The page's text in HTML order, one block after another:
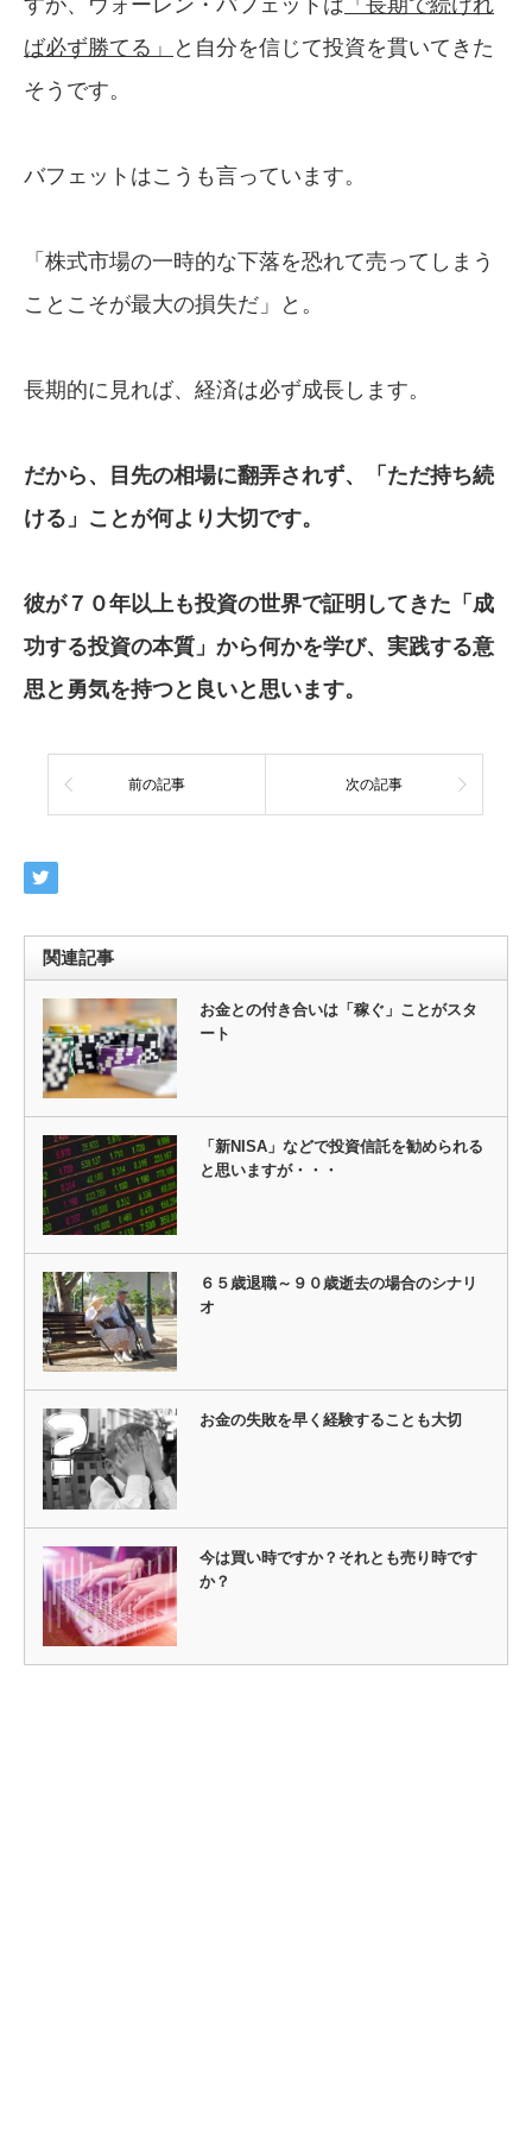
ば必ず勝てる」
と自分を信じて投資を貫いてきた
そうです。
バフェットはこうも言っています。
「株式市場の一時的な下落を恐れて売ってしまう
ことこそが最大の損失だ」と。
長期的に見れば、経済は必ず成長します。
だから、目先の相場に翻弄されず、「ただ持ち続
ける」ことが何より大切です。
彼が７０年以上も投資の世界で証明してきた 「成
功する投資の本質」から何かを学び、実践する意
思と勇気を持つと良いと思います。
前の記事 次の記事
関連記事
お金との付き合いは「稼ぐ」ことがスタ
ート
「新NISA」などで投資信託を勧められる
と思いますが・・・
６５歳退職～９０歳逝去の場合のシナリ
オ
お金の失敗を早く経験することも大切
今は買い時ですか？それとも売り時です
か？